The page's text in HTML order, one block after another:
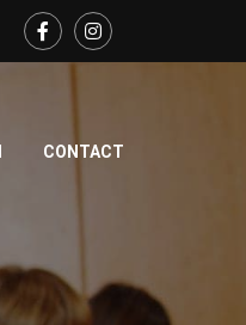
CONTACT